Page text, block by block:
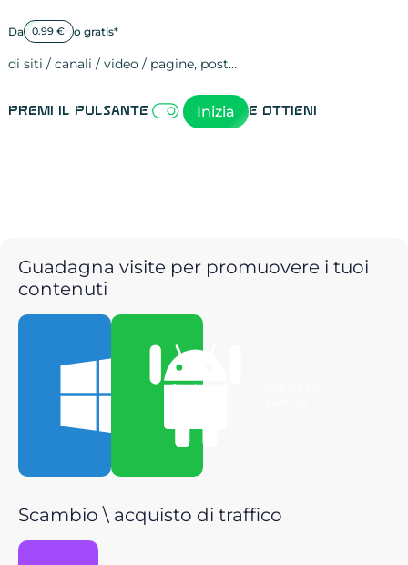
Da 0.99 € o gratis*
di siti / canali / video / pagine, post…
Premi il pulsante Inizia e ottieni
Guadagna visite per promuovere i tuoi
contenuti
Scarica per
Scambio \ acquisto di traffico